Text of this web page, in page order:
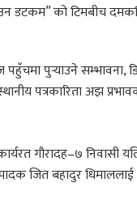
डटकम” को टिमबीच
पुर्‍याउने सम्भावना,
पत्रकारिता अझ
गौरादह–७ निवासी
जित बहादुर धिमाललाई